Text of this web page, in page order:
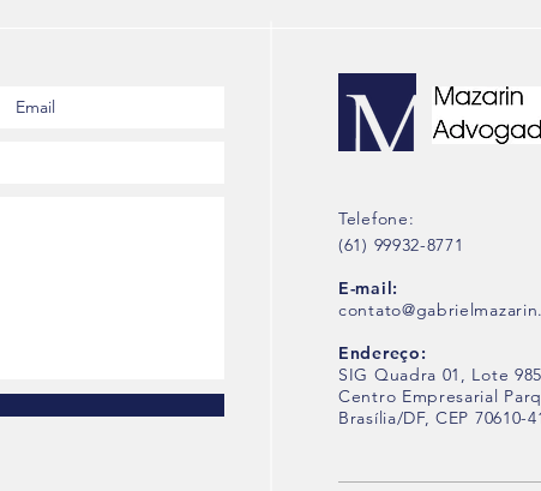
Telefone:
(61) 99932-8771
E-mail:
Endereço:
SIG Quadra 01, Lote
Centro Empresarial
Brasília/DF, CEP 70610-